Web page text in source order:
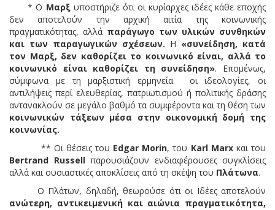
* Ο Μαρξυποστήριζε ότι οι κυρίαρχες ιδέες κάθε εποχής
δεν αποτελούν την αρχική αιτία της κοινωνικής
πραγματικότητας, αλλά παράγωγο των υλικών συνθηκών
και των παραγωγικών σχέσεων. Η «συνείδηση, κατά
τον Μαρξ, δεν καθορίζει το κοινωνικό είναι, αλλά το
κοινωνικό είναι καθορίζει τη συνείδηση». Επομένως,
σύμφωνα με τη μαρξιστική ερμηνεία. οι ιδεολογίες, οι
αντιλήψεις περί ελευθερίας, πατριωτισμού ή πολιτικής δράσης
αντανακλούν σε μεγάλο βαθμό τα συμφέροντα και τη θέση των
κοινωνικών τάξεων μέσα στην οικονομική δομή της
κοινωνίας.
** Οι θέσεις του Edgar Morin, του Karl Marxκαι του
Bertrand Russellπαρουσιάζουν ενδιαφέρουσες συγκλίσεις
αλλά και ουσιαστικές αποκλίσεις από τη σκέψη του Πλάτωνα.
Ο Πλάτων, δηλαδή, θεωρούσε ότι οι Ιδέες αποτελούν
ανώτερη, αντικειμενική και αιώνια πραγματικότητα,